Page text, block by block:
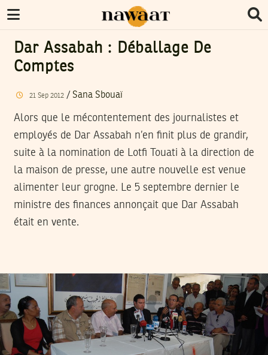
Dar Assabah : Déballage De
Comptes
21 Sep 2012/ Sana Sbouaï
Alors que le mécontentement des journalistes et
employés de Dar Assabah n’en finit plus de grandir,
suite à la nomination de Lotfi Touati à la direction de
la maison de presse, une autre nouvelle est venue
alimenter leur grogne. Le 5 septembre dernier le
ministre des finances annonçait que Dar Assabah
était en vente.